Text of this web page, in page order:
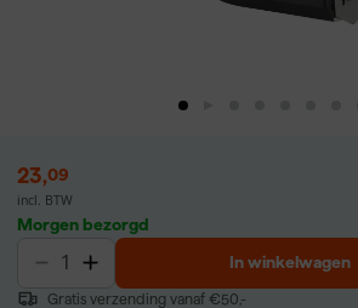
23,09
incl. BTW
Morgen bezorgd
In winkelwagen
Gratis verzending vanaf €50,-